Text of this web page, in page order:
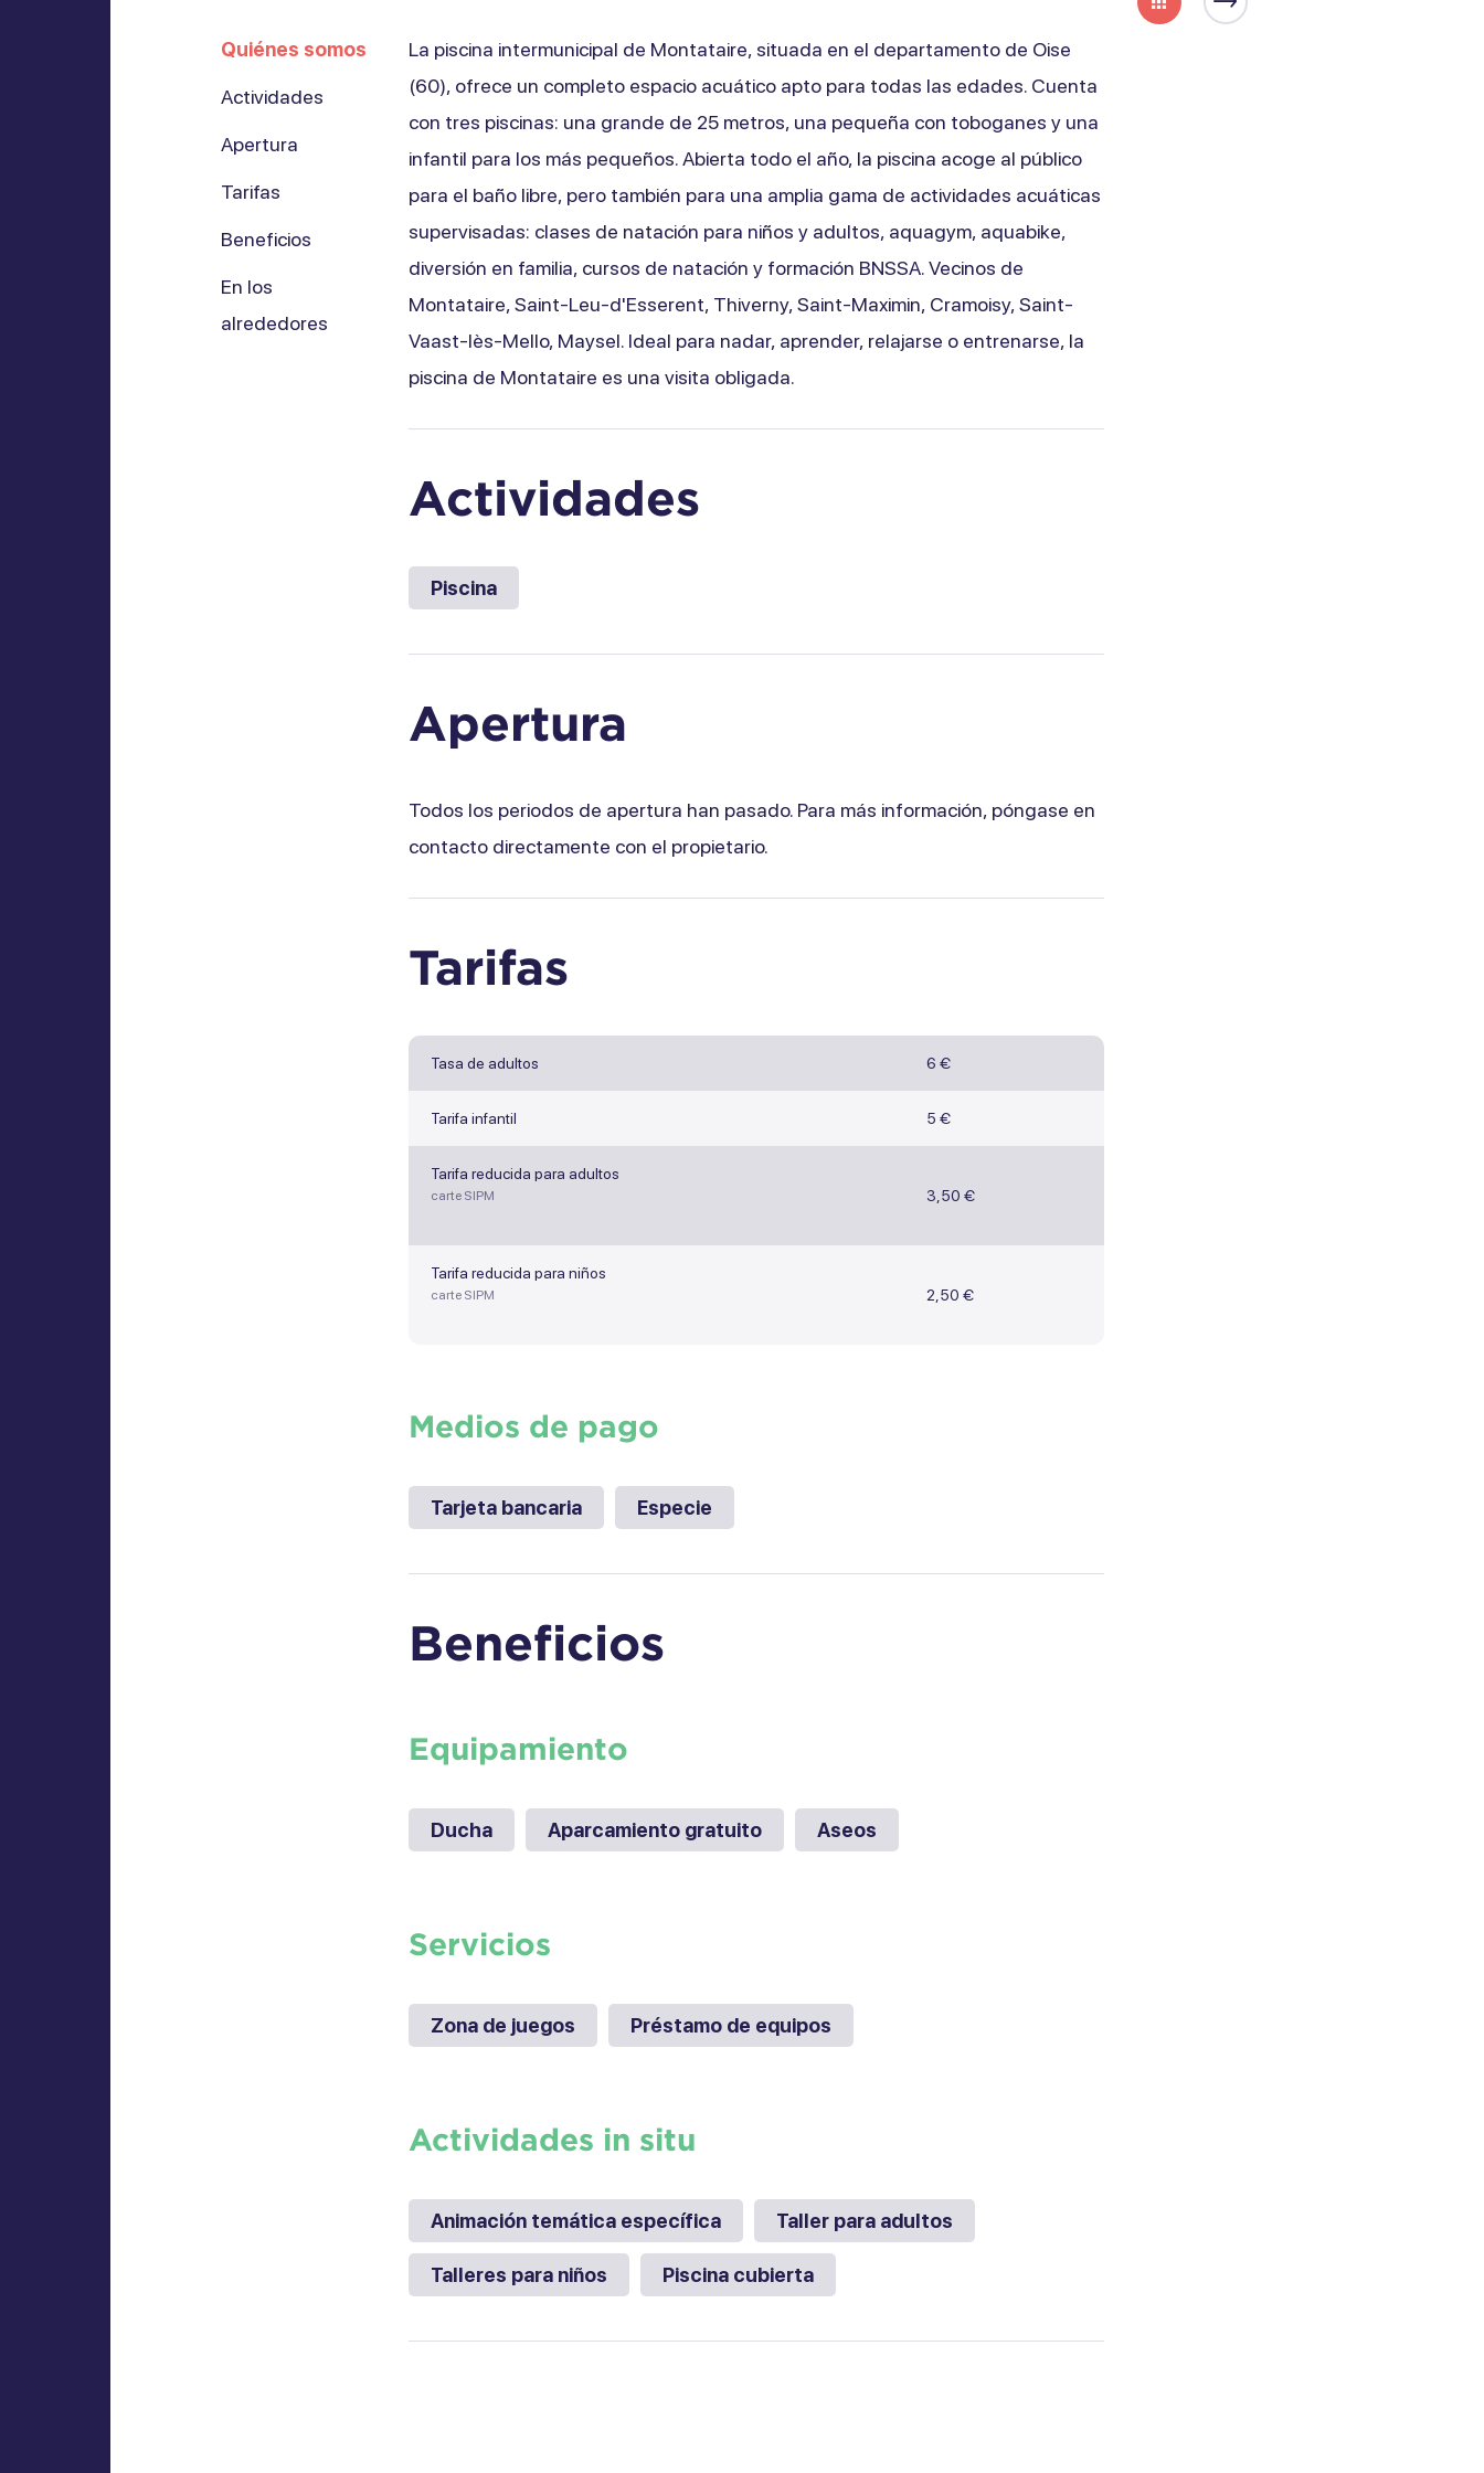
Quiénes somos
Actividades
Apertura
Tarifas
Beneficios
En los
alrededores
La piscina intermunicipal de Montataire, situada en el departamento de Oise
(60), ofrece un completo espacio acuático apto para todas las edades. Cuenta
con tres piscinas: una grande de 25 metros, una pequeña con toboganes y una
infantil para los más pequeños. Abierta todo el año, la piscina acoge al público
para el baño libre, pero también para una amplia gama de actividades acuáticas
supervisadas: clases de natación para niños y adultos, aquagym, aquabike,
diversión en familia, cursos de natación y formación BNSSA. Vecinos de
Montataire, Saint-Leu-d'Esserent, Thiverny, Saint-Maximin, Cramoisy, Saint-
Vaast-lès-Mello, Maysel. Ideal para nadar, aprender, relajarse o entrenarse, la
piscina de Montataire es una visita obligada.
Actividades
Piscina
Apertura
Todos los periodos de apertura han pasado. Para más información, póngase en
contacto directamente con el propietario.
Tarifas
Tasa de adultos 6 €
Tarifa infantil 5 €
Tarifa reducida para adultos
carte SIPM 3,50 €
Tarifa reducida para niños
carte SIPM 2,50 €
Medios de pago
Tarjeta bancaria Especie
Beneficios
Equipamiento
Ducha Aparcamiento gratuito Aseos
Servicios
Zona de juegos Préstamo de equipos
Actividades in situ
Animación temática específica Taller para adultos
Talleres para niños Piscina cubierta